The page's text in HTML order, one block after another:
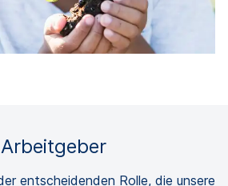
entscheidenden Rolle, die unsere